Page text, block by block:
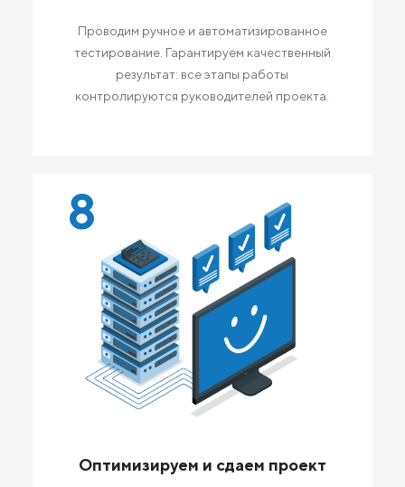
Проводим ручное и автоматизированное
тестирование. Гарантируем качественный
результат: все этапы работы
контролируются руководителей проекта.
8
Оптимизируем и сдаем проект